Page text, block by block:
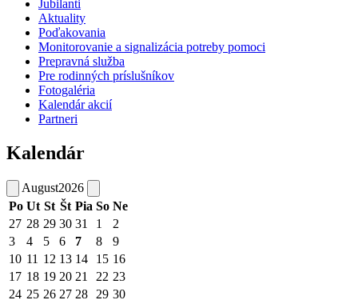
Jubilanti
Aktuality
Poďakovania
Monitorovanie a signalizácia potreby pomoci
Prepravná služba
Pre rodinných príslušníkov
Fotogaléria
Kalendár akcií
Partneri
Kalendár
August2026
Po Ut St Št Pia So Ne
27 28 29 30 31 1
2
3
4 5 6 7 8
9
10 11 12 13 14 15 16
17 18 19 20 21 22 23
24 25 26 27 28 29 30